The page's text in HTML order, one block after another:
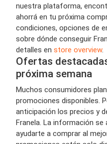
nuestra plataforma,
ahorrá en tu próxima
condiciones, opciones de
sobre dónde conseguir
detalles en store overview.
Ofertas
próxima semana
Muchos consumidores
promociones disponibles.
anticipación los precios y
Franela. La información
ayudarte a comprar al